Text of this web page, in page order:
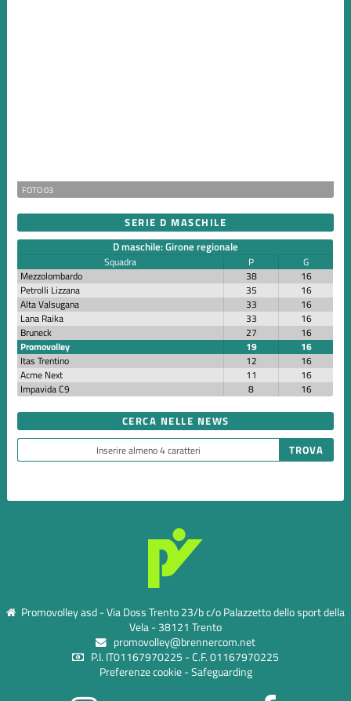
FOTO 03
SERIE D MASCHILE
D maschile: Girone regionale
Squadra P
G
Mezzolombardo
38
16
Petrolli Lizzana
35
16
Alta Valsugana
33
16
Lana Raika
33
16
Bruneck
27
16
Promovolley
19
16
Itas Trentino
12
16
Acme Next
11
16
Impavida C9
8 16
CERCA NELLE NEWS
Promovolley asd - Via Doss Trento 23/b c/o Palazzetto dello sport della
Vela - 38121 Trento
promovolley@brennercom.net
P.I. IT01167970225 - C.F. 01167970225
Preferenze cookie-Safeguarding